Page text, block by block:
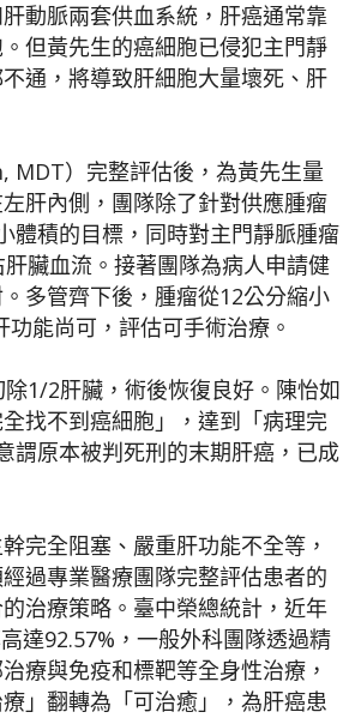
動脈兩套供血系統，肝癌通常靠
但黃先生的癌細胞已侵犯主門靜
通，將導致肝細胞大量壞死、肝
）完整評估後，為黃先生量
肝內側，團隊除了針對供應腫瘤
體積的目標，同時對主門靜脈腫瘤
臟血流。接著團隊為病人申請健
多管齊下後，腫瘤從12公分縮小
能尚可，評估可手術治療。
1/2肝臟，術後恢復良好。陳怡如
找不到癌細胞」，達到「病理完
原本被判死刑的末期肝癌，已成
完全阻塞、嚴重肝功能不全等，
過專業醫療團隊完整評估患者的
治療策略。臺中榮總統計，近年
達92.57%，一般外科團隊透過精
療與免疫和標靶等全身性治療，
」翻轉為「可治癒」，為肝癌患